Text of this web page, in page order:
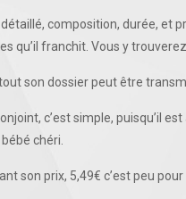
composition, durée, et
qu’il franchit. Vous y
son dossier peut être
c’est simple, puisqu’il
chéri.
son prix, 5,49€ c’est peu